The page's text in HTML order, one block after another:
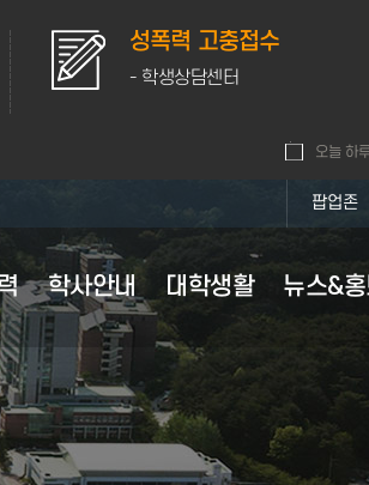
성폭력 고충접수
- 학생상담센터
오늘 하
팝업존
현황
도
·통계
부속시설
부속연구소
학사안내
안내 장학안내
교내장학금
대학생활
생활관
캠퍼스
캠퍼스
체육시설 이용안내
체육관
뉴스&
정보
정보